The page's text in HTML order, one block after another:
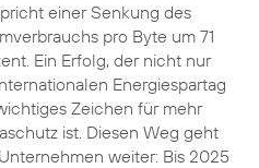
einer Senkung des
pro Byte um 71
Ein Erfolg, der nicht nur
Energiespartag
Zeichen für mehr
ist. Diesen Weg geht
weiter: Bis 2025